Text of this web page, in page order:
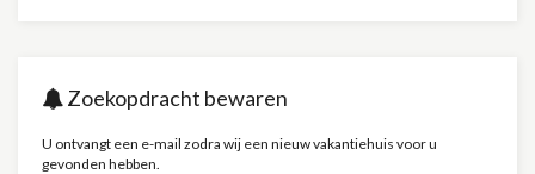
Zoekopdracht bewaren
U ontvangt een e-mail zodra wij een nieuw vakantiehuis voor u
gevonden hebben.